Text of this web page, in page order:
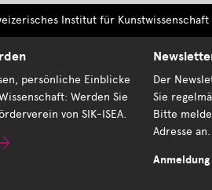
Institut für Kunstwissenschaft
persönliche Einblicke
Werden Sie
von SIK-ISEA.
Der
Sie
Bitte
Adresse an.
Anmeldung